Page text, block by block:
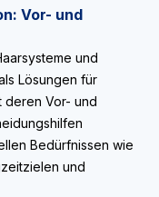
Vor- und
und
Lösungen für
deren Vor- und
Bedürfnissen wie
und